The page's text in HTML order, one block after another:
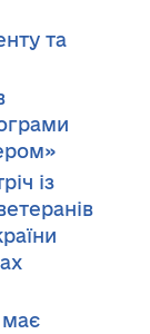
та
із
має